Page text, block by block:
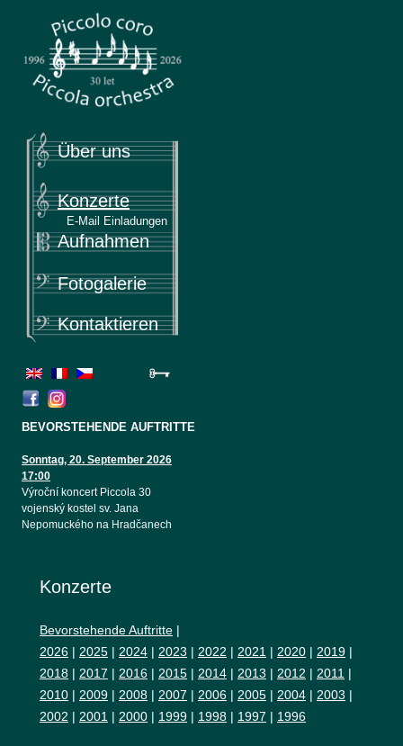
Piccola
Piccolo coro & Piccola orchestra
Über uns
Konzerte
E-Mail Einladungen
Aufnahmen
Fotogalerie
Kontaktieren
BEVORSTEHENDE AUFTRITTE
Sonntag, 20. September 2026
17:00
Výroční koncert Piccola 30
vojenský kostel sv. Jana
Nepomuckého na Hradčanech
Konzerte
Bevorstehende Auftritte |
2026 | 2025 | 2024 | 2023 | 2022 | 2021 | 2020 | 2019 |
2018 | 2017 | 2016 | 2015 | 2014 | 2013 | 2012 | 2011 |
2010 | 2009 | 2008 | 2007 | 2006 | 2005 | 2004 | 2003 |
2002 | 2001 | 2000 | 1999 | 1998 | 1997 | 1996